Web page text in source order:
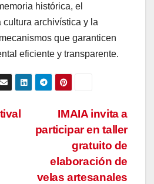
histórica, el
archivística y la
que garanticen
eficiente y transparente.
IMAIA invita a
participar en taller
gratuito de
elaboración de
velas artesanales